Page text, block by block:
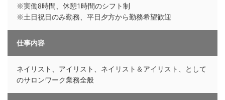
※実働8時間、休憩1時間のシフト制
※土日祝日のみ勤務、平日夕方から勤務希望歓迎
仕事内容
ネイリスト、アイリスト、ネイリスト＆アイリスト、として
のサロンワーク業務全般